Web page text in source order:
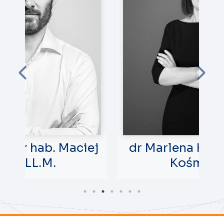
dr Marlena Kruszyńska-